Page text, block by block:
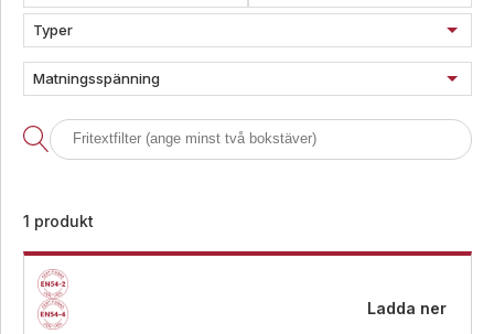
Typer
Matningsspänning
1 produkt
Ladda ner